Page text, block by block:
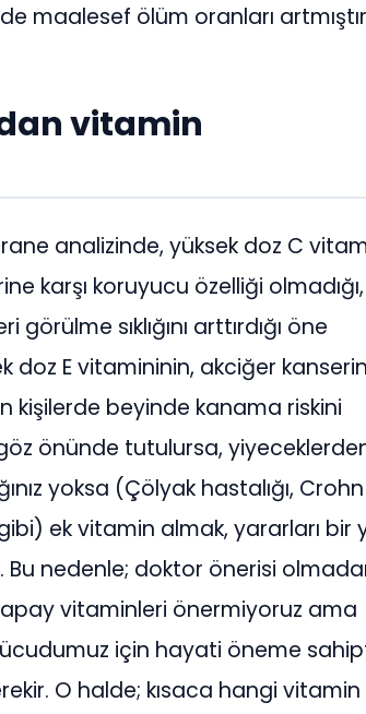
maalesef ölüm oranları
vitamin
analizinde, yüksek doz C
karşı koruyucu özelliği
sıklığını arttırdığı öne
doz E vitamininin, akciğer
kişilerde beyinde kanama riskini
önünde tutulursa,
yoksa (Çölyak hastalığı, Crohn
ek vitamin almak, yararları bir
Bu nedenle; doktor önerisi
vitaminleri önermiyoruz ama
için hayati öneme
O halde; kısaca hangi vitamin